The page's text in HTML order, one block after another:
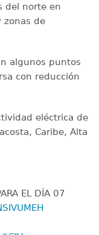
del norte en
zonas de
algunos puntos
con reducción
eléctrica de
Caribe, Alta
EL DÍA 07